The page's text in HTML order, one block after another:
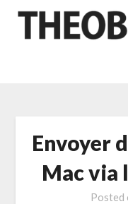
Skip
Envoyer
Mac via
Posted